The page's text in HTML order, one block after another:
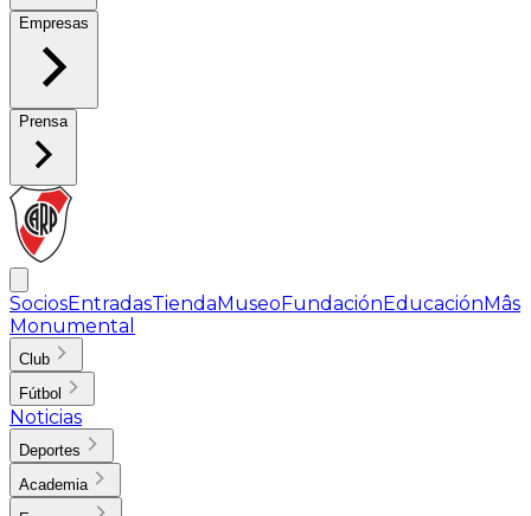
Empresas
Prensa
SociosEntradasTiendaMuseoFundaciónEducaciónMâs
Monumental
Club
Fútbol
Noticias
Deportes
Academia